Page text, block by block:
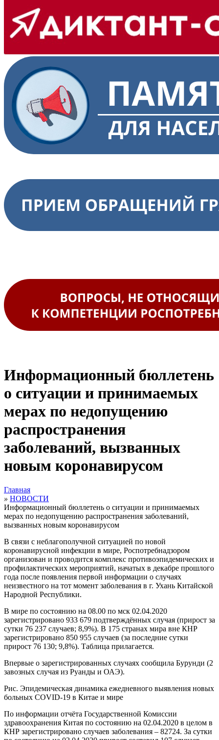
Информационный бюллетень
о ситуации и принимаемых
мерах по недопущению
распространения
заболеваний, вызванных
новым коронавирусом
Главная
» НОВОСТИ
Информационный бюллетень о ситуации и принимаемых
мерах по недопущению распространения заболеваний,
вызванных новым коронавирусом
В связи с неблагополучной ситуацией по новой
коронавирусной инфекции в мире, Роспотребнадзором
организован и проводится комплекс противоэпидемических и
профилактических мероприятий, начатых в декабре прошлого
года после появления первой информации о случаях
неизвестного на тот момент заболевания в г. Ухань Китайской
Народной Республики.
В мире по состоянию на 08.00 по мск 02.04.2020
зарегистрировано 933 679 подтверждённых случая (прирост за
сутки 76 237 случаев; 8,9%). В 175 странах мира вне КНР
зарегистрировано 850 955 случаев (за последние сутки
прирост 76 130; 9,8%). Таблица прилагается.
Впервые о зарегистрированных случаях сообщила Бурунди (2
завозных случая из Руанды и ОАЭ).
Рис. Эпидемическая динамика ежедневного выявления новых
больных COVID-19 в Китае и мире
По информации отчёта Государственной Комиссии
здравоохранения Китая по состоянию на 02.04.2020 в целом в
КНР зарегистрировано случаев заболевания – 82724. За сутки